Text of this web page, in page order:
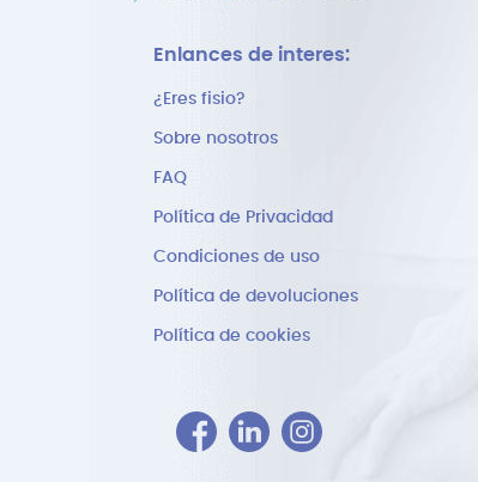
Enlances de interes:
¿Eres fisio?
Sobre nosotros
FAQ
Política de Privacidad
Condiciones de uso
Política de devoluciones
Política de cookies